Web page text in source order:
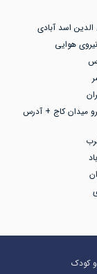
اسد آبادی
هوایی
میدان کاج + آدرس
و کودک